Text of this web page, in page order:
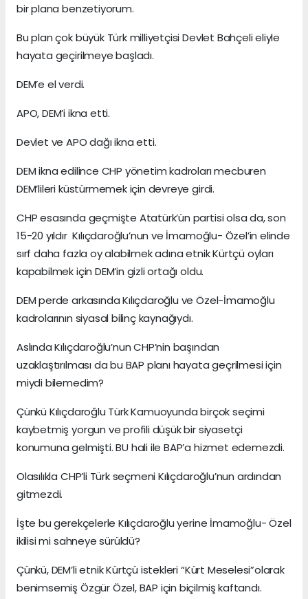
bir plana benzetiyorum.
Bu plan çok büyük Türk milliyetçisi Devlet Bahçeli eliyle
hayata geçirilmeye başladı.
DEM’e el verdi.
APO, DEM’i ikna etti.
Devlet ve APO dağı ikna etti.
DEM ikna edilince CHP yönetim kadroları mecburen
DEM’lileri küstürmemek için devreye girdi.
CHP esasında geçmişte Atatürk’ün partisi olsa da, son
15-20 yıldır Kılıçdaroğlu’nun ve İmamoğlu- Özel’in elinde
sırf daha fazla oy alabilmek adına etnik Kürtçü oyları
kapabilmek için DEM’in gizli ortağı oldu.
DEM perde arkasında Kılıçdaroğlu ve Özel-İmamoğlu
kadrolarının siyasal bilinç kaynağıydı.
Aslında Kılıçdaroğlu’nun CHP’nin başından
uzaklaştırılması da bu BAP planı hayata geçrilmesi için
miydi bilemedim?
Çünkü Kılıçdaroğlu Türk Kamuoyunda birçok seçimi
kaybetmiş yorgun ve profili düşük bir siyasetçi
konumuna gelmişti. BU hali ile BAP’a hizmet edemezdi.
Olasılıkla CHP’li Türk seçmeni Kılıçdaroğlu’nun ardından
gitmezdi.
İşte bu gerekçelerle Kılıçdaroğlu yerine İmamoğlu- Özel
ikilisi mi sahneye sürüldü?
Çünkü, DEM’li etnik Kürtçü istekleri “Kürt Meselesi”olarak
benimsemiş Özgür Özel, BAP için biçilmiş kaftandı.